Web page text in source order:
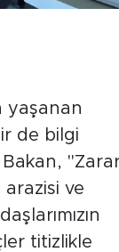
yaşanan
de bilgi
ve
titizlikle